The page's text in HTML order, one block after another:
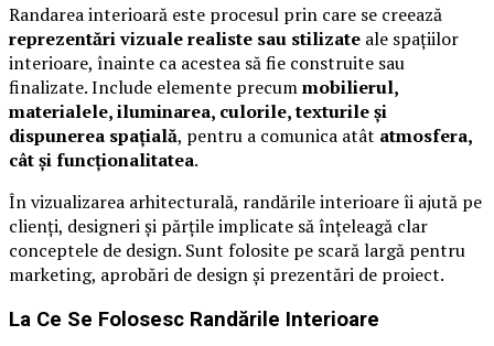
Randarea interioară este procesul prin care se creează
reprezentări vizuale realiste sau stilizate ale spațiilor
interioare, înainte ca acestea să fie construite sau
finalizate. Include elemente precummobilierul,
materialele, iluminarea, culorile, texturile și
dispunerea spațială, pentru a comunica atât atmosfera,
cât și funcționalitatea.
În vizualizarea arhitecturală, randările interioare îi ajută pe
clienți, designeri și părțile implicate să înțeleagă clar
conceptele de design. Sunt folosite pe scară largă pentru
marketing, aprobări de design și prezentări de proiect.
La Ce Se Folosesc Randările Interioare